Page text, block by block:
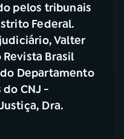
Facebook
pelos tribunais
Federal.
Valter
Brasil
Departamento
CNJ -
Dra.